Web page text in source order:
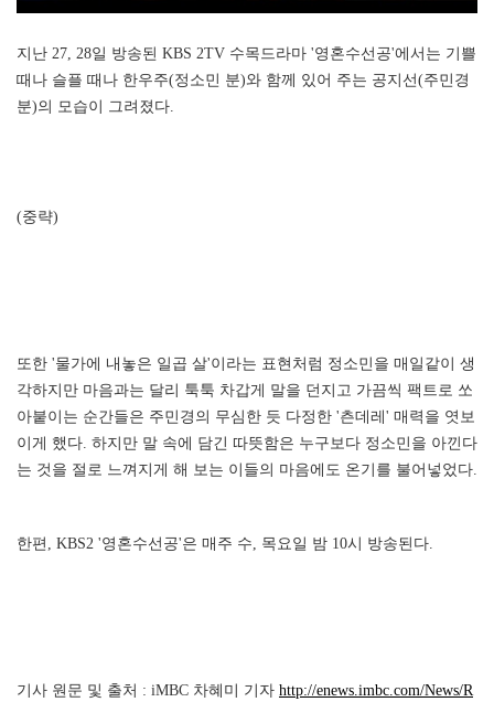
지난 27, 28일 방송된 KBS 2TV 수목드라마 '영혼수선공'에서는 기쁠
때나 슬플 때나 한우주(정소민 분)와 함께 있어 주는 공지선(주민경
분)의 모습이 그려졌다.
(중략)
또한 '물가에 내놓은 일곱 살'이라는 표현처럼 정소민을 매일같이 생
각하지만 마음과는 달리 툭툭 차갑게 말을 던지고 가끔씩 팩트로 쏘
아붙이는 순간들은 주민경의 무심한 듯 다정한 '츤데레' 매력을 엿보
이게 했다. 하지만 말 속에 담긴 따뜻함은 누구보다 정소민을 아낀다
는 것을 절로 느껴지게 해 보는 이들의 마음에도 온기를 불어넣었다.
한편, KBS2 '영혼수선공'은 매주 수, 목요일 밤 10시 방송된다.
기사 원문 및 출처 : iMBC 차혜미 기자 http://enews.imbc.com/News/R